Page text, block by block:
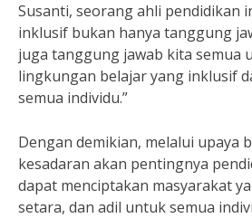
Susanti, seorang ahli pendidikan
inklusif bukan hanya tanggung
juga tanggung jawab kita semua
lingkungan belajar yang inklusif
semua individu.”
Dengan demikian, melalui upaya
kesadaran akan pentingnya
dapat menciptakan masyarakat
setara, dan adil untuk semua